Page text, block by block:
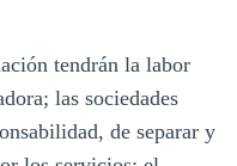
tendrán la labor
las sociedades
de separar y